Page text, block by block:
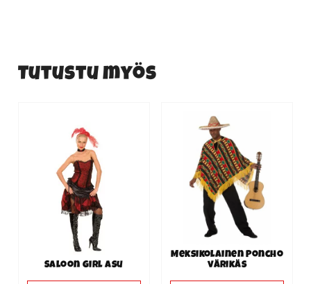
Tutustu myös
Saloon girl asu
Meksikolainen Poncho
värikäs